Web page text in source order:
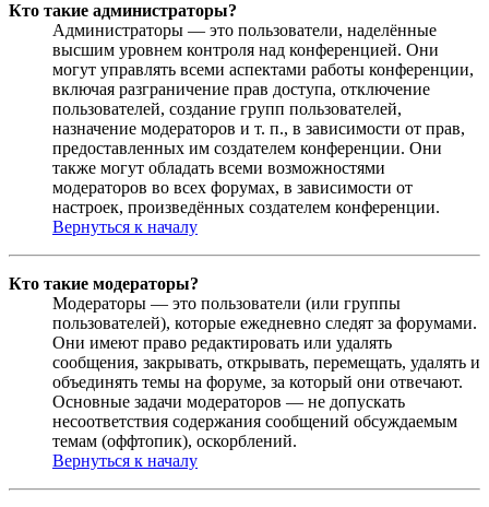
Кто такие администраторы?
Администраторы — это пользователи, наделённые
высшим уровнем контроля над конференцией. Они
могут управлять всеми аспектами работы конференции,
включая разграничение прав доступа, отключение
пользователей, создание групп пользователей,
назначение модераторов и т. п., в зависимости от прав,
предоставленных им создателем конференции. Они
также могут обладать всеми возможностями
модераторов во всех форумах, в зависимости от
настроек, произведённых создателем конференции.
Вернуться к началу
Кто такие модераторы?
Модераторы — это пользователи (или группы
пользователей), которые ежедневно следят за форумами.
Они имеют право редактировать или удалять
сообщения, закрывать, открывать, перемещать, удалять и
объединять темы на форуме, за который они отвечают.
Основные задачи модераторов — не допускать
несоответствия содержания сообщений обсуждаемым
темам (оффтопик), оскорблений.
Вернуться к началу